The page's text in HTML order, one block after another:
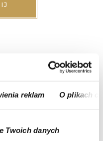
reklam O plikach
Twoich danych